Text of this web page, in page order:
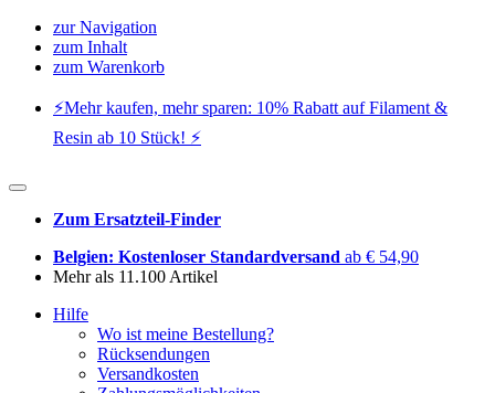
zur Navigation
zum Inhalt
zum Warenkorb
⚡️Mehr kaufen, mehr sparen: 10% Rabatt auf Filament &
Resin ab 10 Stück! ⚡️
Zum Ersatzteil-Finder
Belgien: Kostenloser Standardversand ab € 54,90
Mehr als 11.100 Artikel
Hilfe
Wo ist meine Bestellung?
Rücksendungen
Versandkosten